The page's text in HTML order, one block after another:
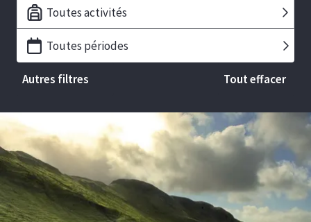
Toutes activités
Toutes périodes
Autres filtres Tout effacer